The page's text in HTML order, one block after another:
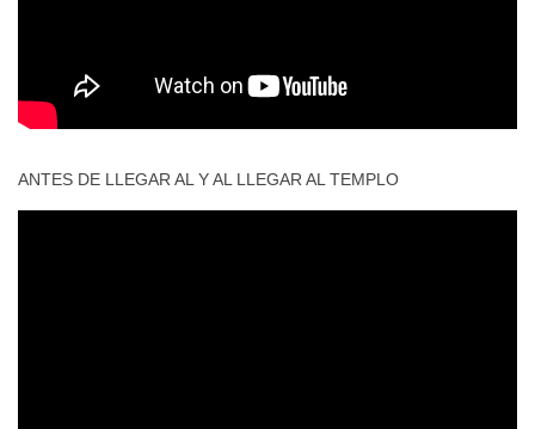
ANTES DE LLEGAR AL Y AL LLEGAR AL TEMPLO